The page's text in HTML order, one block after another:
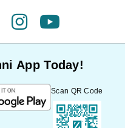
instagramyoutube
App Today!
Scan QR Code